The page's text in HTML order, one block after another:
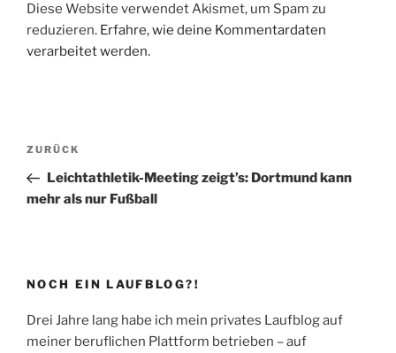
Diese Website verwendet Akismet, um Spam zu
reduzieren. Erfahre, wie deine Kommentardaten
verarbeitet werden.
Beitragsnavigation
Vorheriger
Beitrag
ZURÜCK
Leichtathletik-Meeting zeigt’s: Dortmund kann
mehr als nur Fußball
NOCH EIN LAUFBLOG?!
Drei Jahre lang habe ich mein privates Laufblog auf
meiner beruflichen Plattform betrieben – auf